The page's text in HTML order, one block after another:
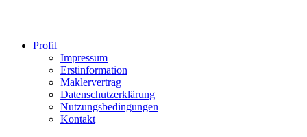
Profil
Impressum
Erstinformation
Maklervertrag
Datenschutzerklärung
Nutzungsbedingungen
Kontakt